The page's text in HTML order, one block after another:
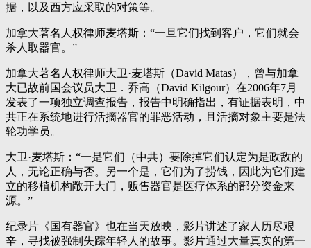
据，以及西方应采取的对策等。
加拿大著名人权律师麦塔斯：“一旦它们找到客户，它们就会
杀人取器官。”
加拿大著名人权律师大卫·麦塔斯（David Matas），曾与加拿
大已故前国会议员大卫．乔高（David Kilgour）在2006年7月
发表了一项独立调查报告，报告中明确指出，有证据表明，中
共正在系统地进行活摘器官的罪恶活动，且活摘对象主要是法
轮功学员。
大卫·麦塔斯：“一是它们（中共）要除掉它们认定为是政敌的
人，无论正确与否。另一个是，它们为了捞钱，因此为它们建
立的移植机构敞开大门，贩售器官是医疗体系的部分资金来
源。”
纪录片《国有器官》也在当天放映，影片讲述了家人历尽艰
辛，寻找被强制失踪年轻人的故事。影片通过大量真实的第一